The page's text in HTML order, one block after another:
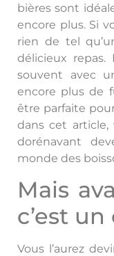
bières sont
encore plus. Si
rien de tel
délicieux
souvent avec
encore plus de
être parfaite
dans cet article,
dorénavant
monde des
Mais
c’est
Vous l’aurez